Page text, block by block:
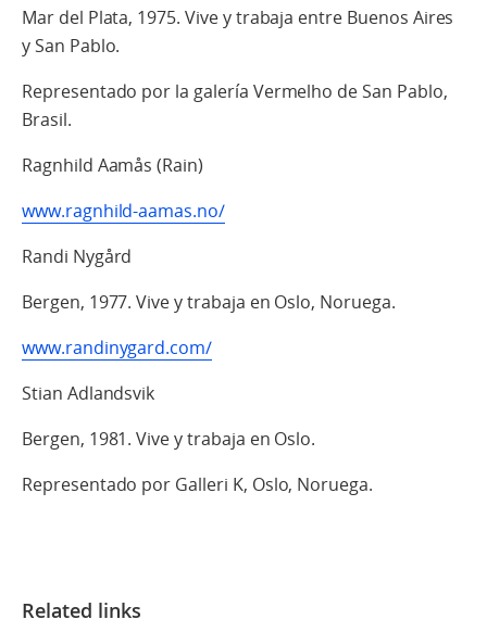
Mar del Plata, 1975. Vive y trabaja entre Buenos Aires
y San Pablo.
Representado por la galería Vermelho de San Pablo,
Brasil.
Ragnhild Aamås (Rain)
www.ragnhild-aamas.no/
Randi Nygård
Bergen, 1977. Vive y trabaja en Oslo, Noruega.
www.randinygard.com/
Stian Adlandsvik
Bergen, 1981. Vive y trabaja en Oslo.
Representado por Galleri K, Oslo, Noruega.
Related links